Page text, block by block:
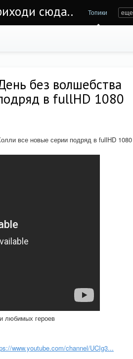
сюда.. Топики еще
без волшебства
в fullHD 1080
все новые серии подряд в fullHD 1080
любимых героев
www.youtube.com/channel/UCIg3...